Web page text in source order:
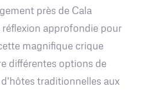
près de Cala
réflexion approfondie pour
magnifique crique
différentes options de
traditionnelles aux